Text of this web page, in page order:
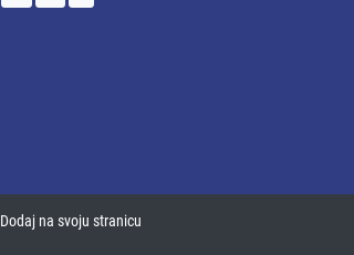
Dodaj na svoju stranicu